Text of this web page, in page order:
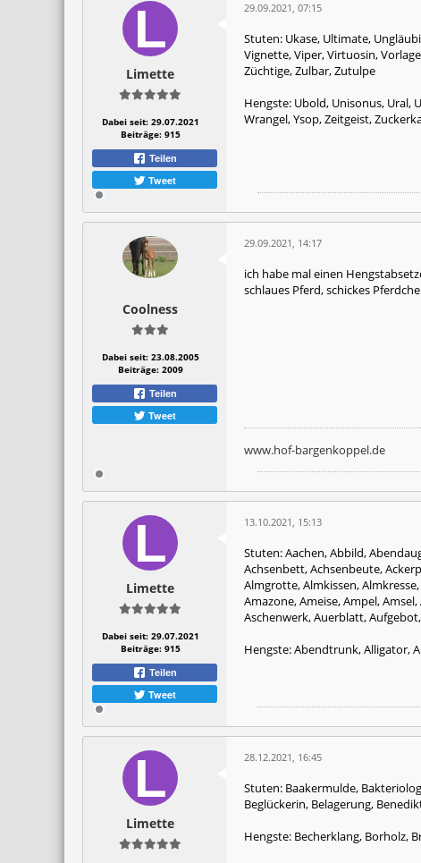
Limette
Dabei seit: 29.07.2021
Beiträge: 915
Teilen
Tweet
29.09.2021, 07:15
Stuten: Ukase, Ultimate,
Vignette, Viper, Virtuosin,
Züchtige, Zulbar, Zutulpe
Hengste: Ubold, Unisonus, Ural,
Wrangel, Ysop, Zeitgeist,
Coolness
Dabei seit: 23.08.2005
Beiträge: 2009
Teilen
Tweet
29.09.2021, 14:17
ich habe mal einen
schlaues Pferd, schickes
www.hof-bargenkoppel.de
Limette
Dabei seit: 29.07.2021
Beiträge: 915
Teilen
Tweet
13.10.2021, 15:13
Stuten: Aachen, Abbild,
Achsenbett, Achsenbeute,
Almgrotte, Almkissen,
Amazone, Ameise, Ampel,
Aschenwerk, Auerblatt,
Hengste: Abendtrunk, Alligator,
Limette
28.12.2021, 16:45
Stuten: Baakermulde,
Beglückerin, Belagerung,
Hengste: Becherklang, Borholz,